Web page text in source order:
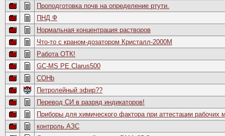
Проподготовка почв на определение ртути.
ПНД Ф
Нормальная концентрация растворов
Что-то с краном-дозатором Кристалл-2000М
Работа ОТК!
GC-MS PE Clarus500
COHb
Петролейный эфир??
Перевод СИ в разряд индикаторов!
Приборы для химического фактора при аттестации рабочих
контроль АЗС